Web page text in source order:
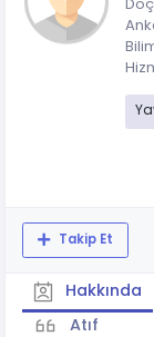
Takip Et
Hakkında
Atıf